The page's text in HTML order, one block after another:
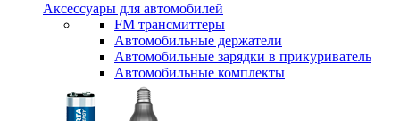
Аксессуары для автомобилей
FM трансмиттеры
Автомобильные держатели
Автомобильные зарядки в прикуриватель
Автомобильные комплекты